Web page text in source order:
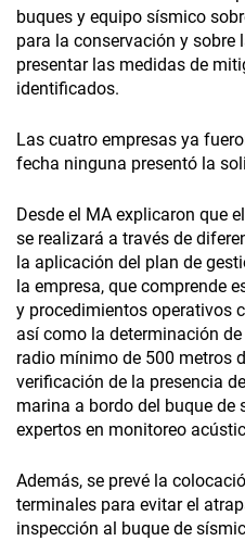
buques y equipo sísmico
para la conservación y sobre
presentar las medidas de
identificados.
Las cuatro empresas ya
fecha ninguna presentó la
Desde el MA explicaron que
se realizará a través de
la aplicación del plan de
la empresa, que comprende
y procedimientos operativos
así como la determinación
radio mínimo de 500 metros
verificación de la presencia
marina a bordo del buque de
expertos en monitoreo
Además, se prevé la
terminales para evitar el
inspección al buque de